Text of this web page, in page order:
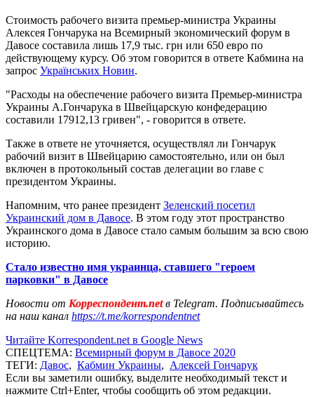
Стоимость рабочего визита премьер-министра Украины
Алексея Гончарука на Всемирный экономический форум в
Давосе составила лишь 17,9 тыс. грн или 650 евро по
действующему курсу. Об этом говорится в ответе Кабмина на
запрос Українських Новин.
"Расходы на обеспечение рабочего визита Премьер-министра
Украины А.Гончарука в Швейцарскую конфедерацию
составили 17912,13 гривен", - говорится в ответе.
Также в ответе не уточняется, осуществлял ли Гончарук
рабочий визит в Швейцарию самостоятельно, или он был
включен в протокольный состав делегации во главе с
президентом Украины.
Напомним, что ранее президент Зеленский посетил
Украинский дом в Давосе. В этом году этот пространство
Украинского дома в Давосе стало самым большим за всю свою
историю.
Стало известно имя украинца, ставшего "героем
парковки" в Давосе
Новости от Корреспондент.netв Telegram. Подписывайтесь
на наш канал https://t.me/korrespondentnet
Читайте Korrespondent.net в Google News
СПЕЦТЕМА: Всемирный форум в Давосе 2020
ТЕГИ: Давос, Кабмин Украины, Алексей Гончарук
Если вы заметили ошибку, выделите необходимый текст и
нажмите Ctrl+Enter, чтобы сообщить об этом редакции.